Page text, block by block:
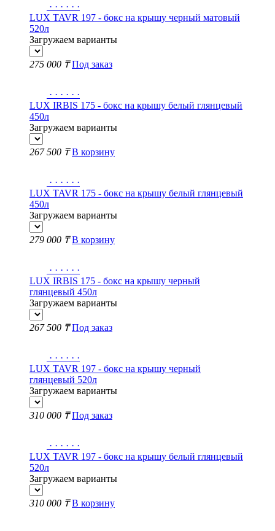
· · · · · ·
LUX TAVR 197 - бокс на крышу черный матовый
520л
Загружаем варианты
275 000 ₸ Под заказ
· · · · · ·
LUX IRBIS 175 - бокс на крышу белый глянцевый
450л
Загружаем варианты
267 500 ₸ В корзину
· · · · · ·
LUX TAVR 175 - бокс на крышу белый глянцевый
450л
Загружаем варианты
279 000 ₸ В корзину
· · · · · ·
LUX IRBIS 175 - бокс на крышу черный
глянцевый 450л
Загружаем варианты
267 500 ₸ Под заказ
· · · · · ·
LUX TAVR 197 - бокс на крышу черный
глянцевый 520л
Загружаем варианты
310 000 ₸ Под заказ
· · · · · ·
LUX TAVR 197 - бокс на крышу белый глянцевый
520л
Загружаем варианты
310 000 ₸ В корзину